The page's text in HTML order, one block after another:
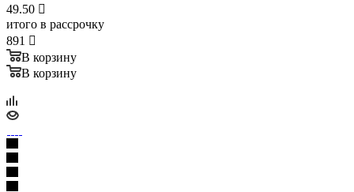
49.50 
итого в рассрочку
891 
В корзину
В корзину